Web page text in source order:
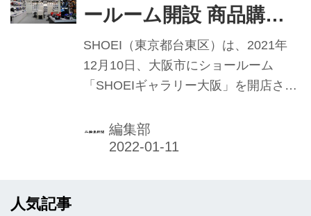
ールーム開設 商品購入
日を「記念日」に
SHOEI（東京都台東区）は、2021年
12月10日、大阪市にショールーム
「SHOEIギャラリー大阪」を開店させ
「SHOEIギャラリー東京」は2週間先
まで予約が埋まっているという盛況ぶ
編集部
人気記事